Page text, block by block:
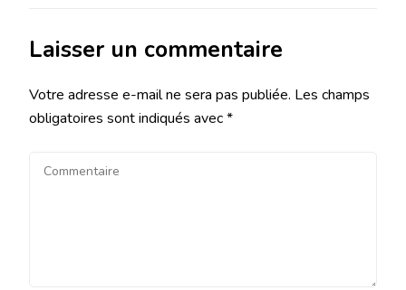
Laisser un commentaire
Votre adresse e-mail ne sera pas publiée. Les champs
obligatoires sont indiqués avec*